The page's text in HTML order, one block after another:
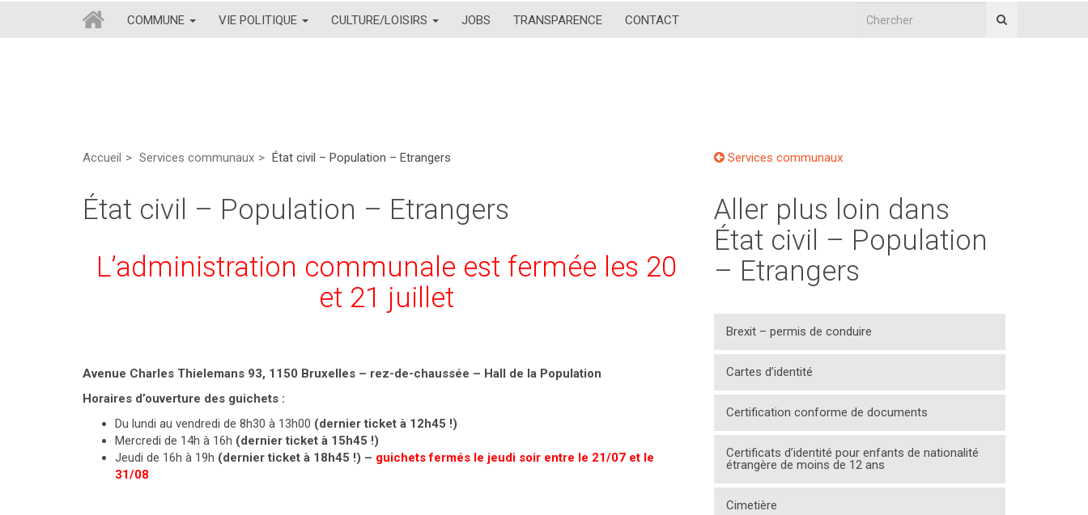
COMMUNE VIE POLITIQUE CULTURE/LOISIRS JOBS TRANSPARENCE CONTACT
Accueil Services communaux État civil – Population – Etrangers Services communaux
État civil – Population – Etrangers
L’administration communale est fermée les 20
et 21 juillet
Avenue Charles Thielemans 93, 1150 Bruxelles – rez-de-chaussée – Hall de la Population
Horaires d’ouverture des guichets :
Du lundi au vendredi de 8h30 à 13h00 (dernier ticket à 12h45 !)
Mercredi de 14h à 16h (dernier ticket à 15h45 !)
Jeudi de 16h à 19h (dernier ticket à 18h45 !) – guichets fermés le jeudi soir entre le 21/07 et le
31/08
Aller plus loin dans
État civil – Population
– Etrangers
Brexit – permis de conduire
Cartes d’identité
Certification conforme de documents
Certificats d’identité pour enfants de nationalité
étrangère de moins de 12 ans
Cimetière